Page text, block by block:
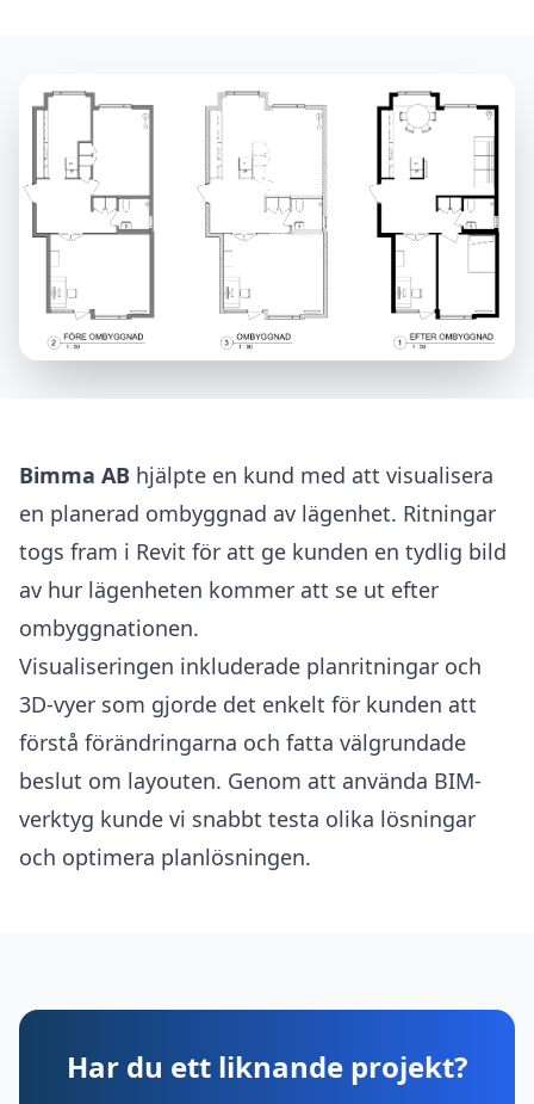
Bimma AB hjälpte en kund med att visualisera
en planerad ombyggnad av lägenhet. Ritningar
togs fram i Revit för att ge kunden en tydlig bild
av hur lägenheten kommer att se ut efter
ombyggnationen.
Visualiseringen inkluderade planritningar och
3D-vyer som gjorde det enkelt för kunden att
förstå förändringarna och fatta välgrundade
beslut om layouten. Genom att använda BIM-
verktyg kunde vi snabbt testa olika lösningar
och optimera planlösningen.
Har du ett liknande projekt?